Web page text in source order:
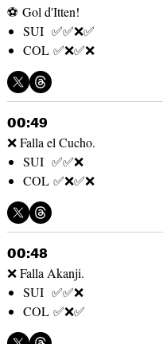
⚽ Gol d'Itten!
SUI ✅✅❌✅
COL ✅❌✅❌
00:49
❌ Falla el Cucho.
SUI ✅✅❌
COL ✅❌✅❌
00:48
❌ Falla Akanji.
SUI ✅✅❌
COL ✅❌✅